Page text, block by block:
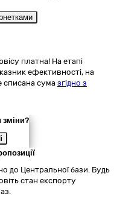
платна! На етапі
ефективності, на
списана сума згідно з
зміни?
до Центральної бази. Будь
стан експорту